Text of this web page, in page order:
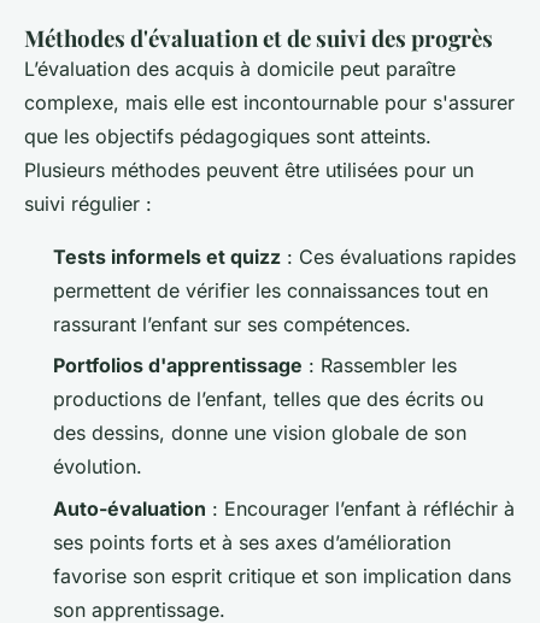
Méthodes d'évaluation et de suivi des progrès
L’évaluation des acquis à domicile peut paraître
complexe, mais elle est incontournable pour s'assurer
que les objectifs pédagogiques sont atteints.
Plusieurs méthodes peuvent être utilisées pour un
suivi régulier :
Tests informels et quizz : Ces évaluations rapides
permettent de vérifier les connaissances tout en
rassurant l’enfant sur ses compétences.
Portfolios d'apprentissage : Rassembler les
productions de l’enfant, telles que des écrits ou
des dessins, donne une vision globale de son
évolution.
Auto-évaluation : Encourager l’enfant à réfléchir à
ses points forts et à ses axes d’amélioration
favorise son esprit critique et son implication dans
son apprentissage.